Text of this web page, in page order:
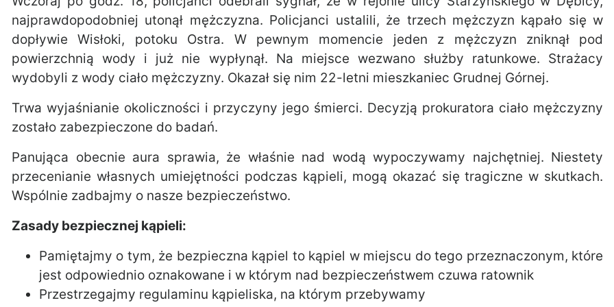
najprawdopodobniej utonął mężczyzna. Policjanci ustalili, że trzech mężczyzn kąpało się w
dopływie Wisłoki, potoku Ostra. W pewnym momencie jeden z mężczyzn zniknął pod
powierzchnią wody i już nie wypłynął. Na miejsce wezwano służby ratunkowe. Strażacy
wydobyli z wody ciało mężczyzny. Okazał się nim 22-letni mieszkaniec Grudnej Górnej.
Trwa wyjaśnianie okoliczności i przyczyny jego śmierci. Decyzją prokuratora ciało mężczyzny
zostało zabezpieczone do badań.
Panująca obecnie aura sprawia, że właśnie nad wodą wypoczywamy najchętniej. Niestety
przecenianie własnych umiejętności podczas kąpieli, mogą okazać się tragiczne w skutkach.
Wspólnie zadbajmy o nasze bezpieczeństwo.
Zasady bezpiecznej kąpieli:
Pamiętajmy o tym, że bezpieczna kąpiel to kąpiel w miejscu do tego przeznaczonym, które
jest odpowiednio oznakowane i w którym nad bezpieczeństwem czuwa ratownik
Przestrzegajmy regulaminu kąpieliska, na którym przebywamy